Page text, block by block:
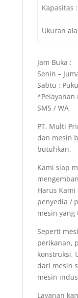
Kapasitas
Ukuran
Jam Buka :
Senin –
Sabtu :
*Pelayanan
SMS / WA
PT. Multi
dan mesin
butuhkan.
Kami siap
Harus
penyedia /
mesin yang
Seperti
perikanan,
konstruksi,
dari mesin
mesin
Layanan